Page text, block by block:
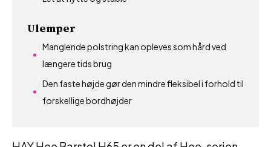
Ulemper
Manglende polstring kan opleves som hård ved
længere tids brug
Den faste højde gør den mindre fleksibel i forhold til
forskellige bordhøjder